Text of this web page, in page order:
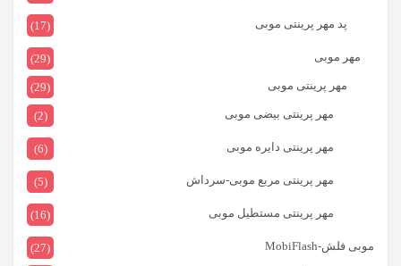
پد مهر پرینتی موبی (17)
مهر موبی
(29)
مهر پرینتی موبی
(29)
مهر پرینتی بیضی موبی
(2)
مهر پرینتی دایره موبی (6)
مهر پرینتی مربع موبی-سرداش (5)
مهر پرینتی مستطیل موبی (16)
موبی فلش-MobiFlash
(27)